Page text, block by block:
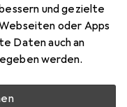
und gezielte
oder Apps
Daten auch an
werden.
von Amewi